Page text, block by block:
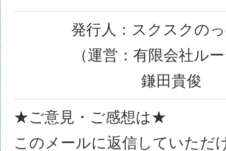
発行人：スクスクの
（運営：有限会社ル
鎌田貴俊
★ご意見・ご感想は★
このメールに返信していただ